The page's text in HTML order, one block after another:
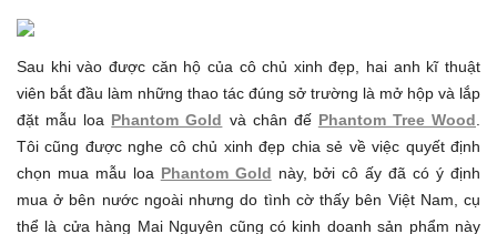
Sau khi vào được căn hộ của cô chủ xinh đẹp, hai anh kĩ thuật
viên bắt đầu làm những thao tác đúng sở trường là mở hộp và lắp
đặt mẫu loa Phantom Gold và chân đế Phantom Tree Wood
Tôi cũng được nghe cô chủ xinh đẹp chia sẻ về việc quyết định
chọn mua mẫu loa Phantom Gold này, bởi cô ấy đã có ý định
mua ở bên nước ngoài nhưng do tình cờ thấy bên Việt Nam, cụ
thể là cửa hàng Mai Nguyên cũng có kinh doanh sản phẩm này